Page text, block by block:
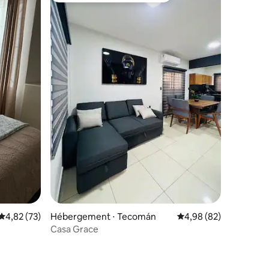
moyenne sur la base de 73 commentaires : 4,82 sur 5
4,82 (73)
Hébergement ⋅ Tecomán Évaluation moyenne
4,98 (82)
Casa Grace